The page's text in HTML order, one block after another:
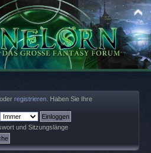
oder registrieren . Haben Sie Ihre
und Sitzungslänge